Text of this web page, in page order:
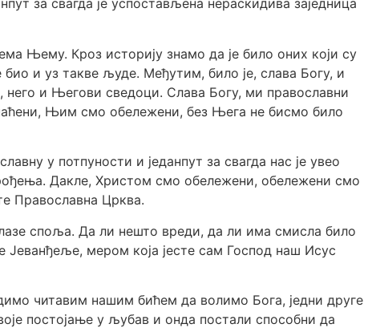
за свагда је успостављена нераскидива заједница
Њему. Кроз историју знамо да је било оних који су
и уз такве људе. Међутим, било је, слава Богу, и
и Његови сведоци. Слава Богу, ми православни
Њим смо обележени, без Њега не бисмо било
у потпуности и једанпут за свагда нас је увео
Дакле, Христом смо обележени, обележени смо
Православна Црква.
споља. Да ли нешто вреди, да ли има смисла било
мером која јесте сам Господ наш Исус
читавим нашим бићем да волимо Бога, једни друге
постојање у љубав и онда постали способни да